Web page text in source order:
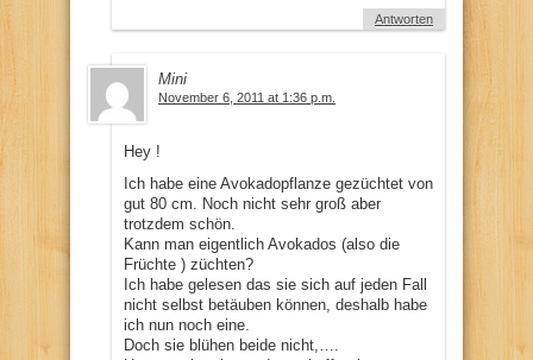
Antworten
Mini
November 6, 2011 at 1:36 p.m.
Hey !
Ich habe eine Avokadopflanze gezüchtet von
gut 80 cm. Noch nicht sehr groß aber
trotzdem schön.
Kann man eigentlich Avokados (also die
Früchte ) züchten?
Ich habe gelesen das sie sich auf jeden Fall
nicht selbst betäuben können, deshalb habe
ich nun noch eine.
Doch sie blühen beide nicht,….